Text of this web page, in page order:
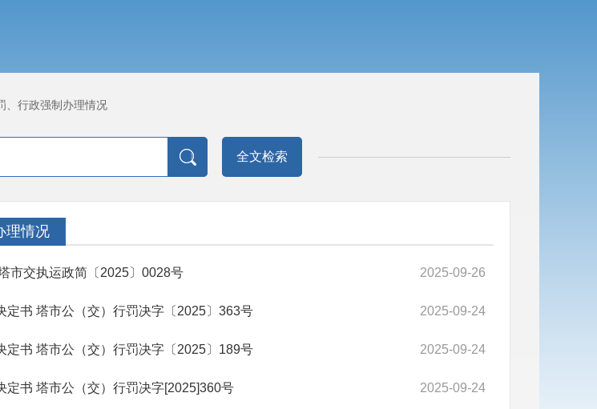
、行政强制办理情况
全文检索
理情况
2025-09-26
市交执运政简〔2025〕0028号
2025-09-24
定书 塔市公（交）行罚决字〔2025〕363号
2025-09-24
定书 塔市公（交）行罚决字〔2025〕189号
2025-09-24
定书 塔市公（交）行罚决字[2025]360号